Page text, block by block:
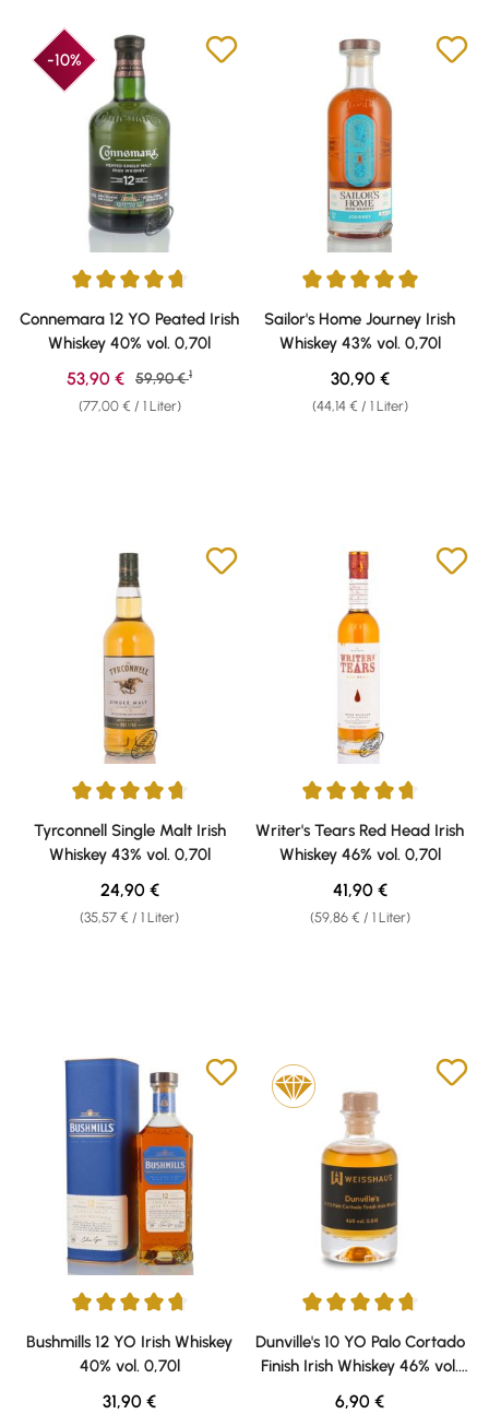
-10%
Durchschnittliche Bewertung von 4.81 von 5 Sternen
Connemara 12 YO Peated Irish
Whiskey 40% vol. 0,70l
(77,00 € / 1 Liter)
Verkaufspreis:
53,90 € Regulärer Preis:
59,90 € 1
Durchschnittliche Bewertung
Sailor's Home Journey Irish
Whiskey 43% vol. 0,70l
(44,14 € / 1 Liter)
Regulärer Preis:
30,90 €
Durchschnittliche Bewertung von 4.75 von 5 Sternen
Tyrconnell Single Malt Irish
Whiskey 43% vol. 0,70l
(35,57 € / 1 Liter)
Regulärer Preis:
24,90 €
Durchschnittliche Bewertung
Writer's Tears Red Head Irish
Whiskey 46% vol. 0,70l
(59,86 € / 1 Liter)
Regulärer Preis:
41,90 €
Durchschnittliche Bewertung von 4.86 von 5 Sternen
Bushmills 12 YO Irish Whiskey
40% vol. 0,70l
Regulärer Preis:
31,90 €
Durchschnittliche Bewertung
Dunville's 10 YO Palo Cortado
Finish Irish Whiskey 46% vol.
0,04l Weisshaus Sample
Regulärer Preis:
6,90 €